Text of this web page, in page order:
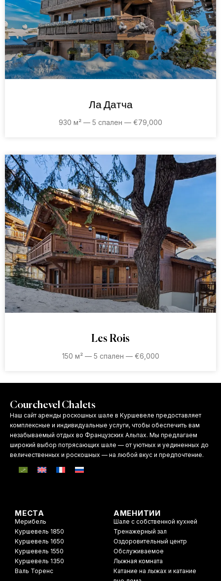
Ла Датча
930 м² — 5 спален — €79,000
Les Rois
150 м² — 5 спален — €6,000
Courchevel Chalets
Наш сайт аренды роскошных шале в Куршевеле предоставляет
комплексные и индивидуальные услуги, чтобы обеспечить вам
незабываемый отдых во Французских Альпах. Мы предлагаем
широкий выбор потрясающих шале — от уютных и уединенных до
величественных и роскошных — на любой вкус и предпочтение.
МЕСТА
Мерибель
Куршевель 1850
Куршевель 1650
Куршевель 1550
Куршевель 1350
Валь Торенс
АМЕНИТИИ
Шале с собственной кухней
Тренажерный зал
Оздоровительный центр
Обслуживаемое
Лыжная комната
Катание на лыжах и катание